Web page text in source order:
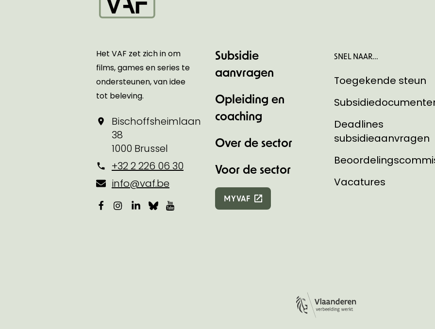
Het VAF zet zich in om
films, games en series te
ondersteunen, van idee
tot beleving.
Bischoffsheimlaan
38
1000 Brussel
+32 2 226 06 30
info@vaf.be
Facebook
Instagram
LinkedIn
BlueskyYouTube
Subsidie
aanvragen
Opleiding en
coaching
Over de sector
Voor de sector
MYVAF
SNEL NAAR...
Toegekende steun
Deadlines
subsidieaanvragen
Vacatures